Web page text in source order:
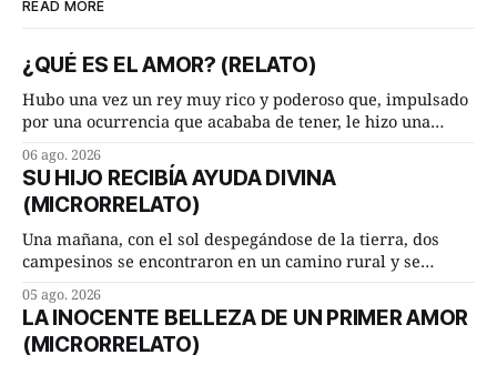
READ MORE
¿QUÉ ES EL AMOR? (RELATO)
Hubo una vez un rey muy rico y poderoso que, impulsado
por una ocurrencia que acababa de tener, le hizo una
Dime, hombre sabio, ¿qué es el amor según tú? Su
consejero, que era muy prudente y astuto le respondió de
inmediato:
06 ago. 2026
SU HIJO RECIBÍA AYUDA DIVINA
(MICRORRELATO)
Una mañana, con el sol despegándose de la tierra, dos
campesinos se encontraron en un camino rural y se
remolachas, Manuel? —quiso saber uno. —Eso acabo de
hacer, Paco. ¿Cómo va ese maíz tuyo? --se interesó el otro.
—De momento mejor
05 ago. 2026
LA INOCENTE BELLEZA DE UN PRIMER AMOR
(MICRORRELATO)